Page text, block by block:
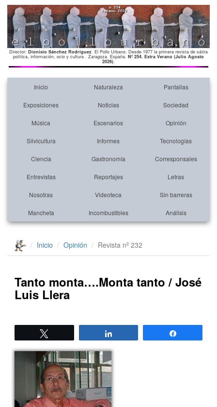
Director: Dionisio Sánchez Rodríguez. El Pollo Urbano. Desde 1977 la primera revista de sátira
política, información, ocio y cultura . Zaragoza. España. Nº 254. Extra Verano (Julio Agosto
2026).
Inicio Naturaleza Pantallas
Exposiciones Noticias Sociedad
Música Escenarios Opinión
Silvicultura Informes Tecnologías
Ciencia Gastronomía Corresponsales
Entrevistas Reportajes Letras
Nosotras Videoteca Sin barreras
Mancheta Incombustibles Análisis
Inicio Opinión Revista nº 232
Tanto monta….Monta tanto / José
Luis Llera